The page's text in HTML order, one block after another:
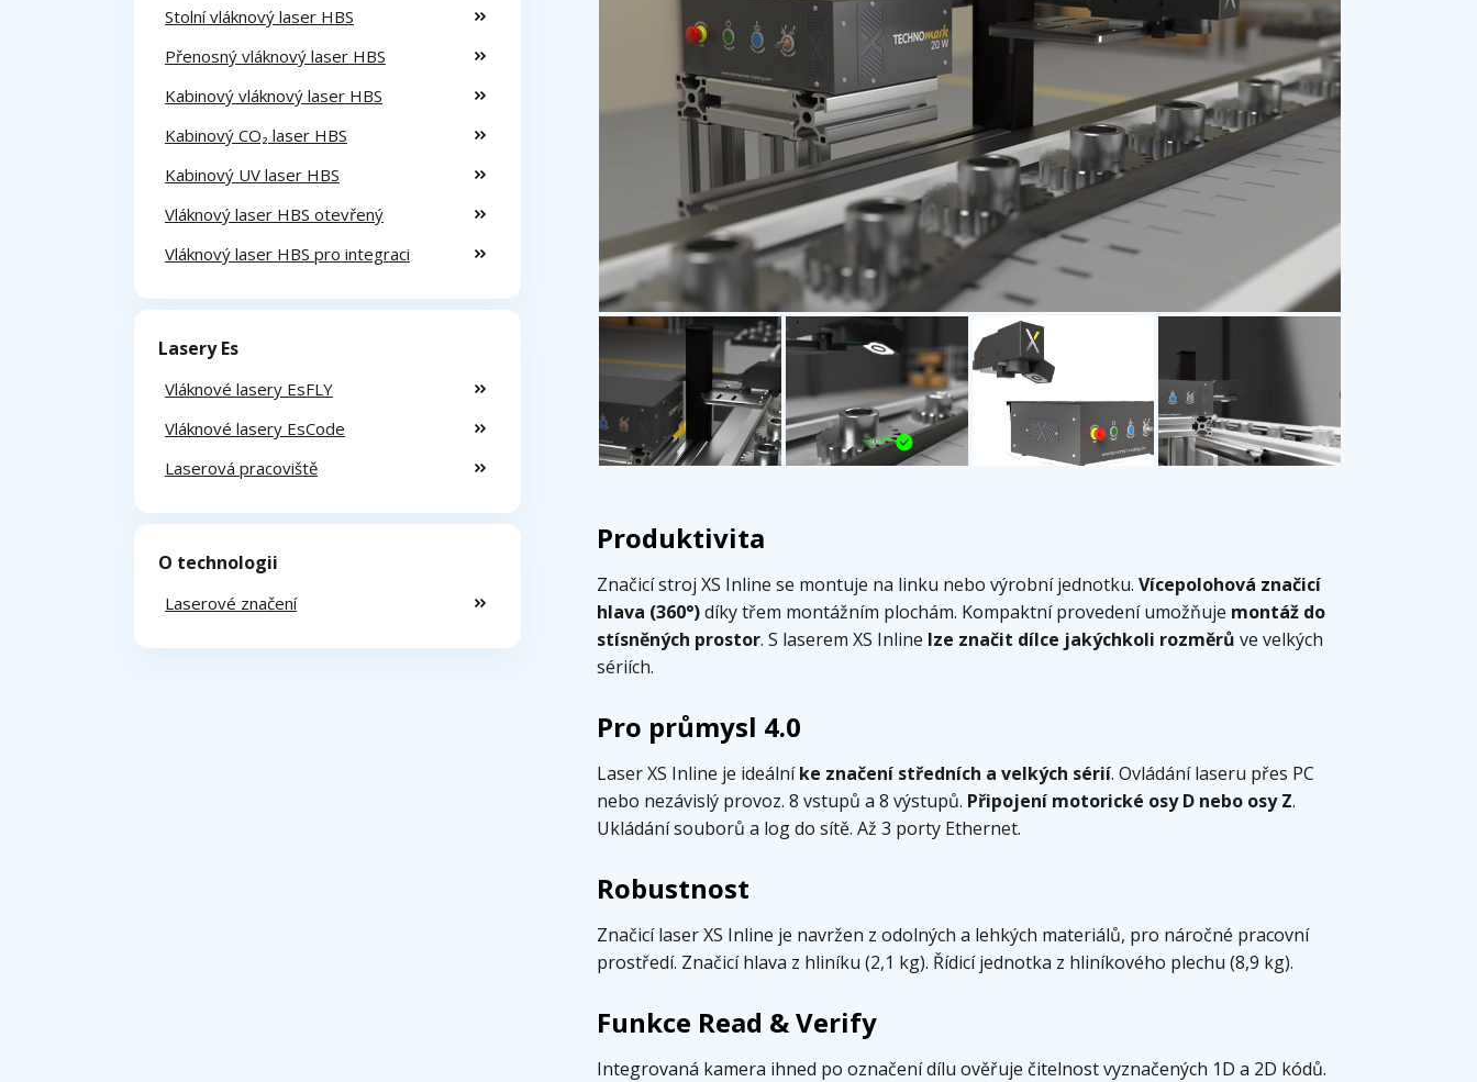
Stolní vláknový laser HBS
Přenosný vláknový laser HBS
Kabinový vláknový laser HBS
Kabinový CO₂ laser HBS
Kabinový UV laser HBS
Vláknový laser HBS otevřený
Vláknový laser HBS pro integraci
Lasery Es
Vláknové lasery EsFLY
Vláknové lasery EsCode
Laserová pracoviště
O technologii
Laserové značení
Produktivita
Značicí stroj XS Inline se montuje na linku nebo výrobní jednotku. Vícepolohová značicí
hlava (360°)díky třem montážním plochám. Kompaktní provedení umožňuje montáž do
stísněných prostor. S laserem XS Inline lze značit dílce jakýchkoli rozměrů ve velkých
sériích.
Pro průmysl 4.0
Laser XS Inline je ideálníke značení středních a velkých sérií. Ovládání laseru přes PC
nebo nezávislý provoz. 8 vstupů a 8 výstupů. Připojení motorické osy D nebo osy Z.
Ukládání souborů a log do sítě. Až 3 porty Ethernet.
Robustnost
Značicí laser XS Inline je navržen z odolných a lehkých materiálů, pro náročné pracovní
prostředí. Značicí hlava z hliníku (2,1 kg). Řídicí jednotka z hliníkového plechu (8,9 kg).
Funkce Read & Verify
Integrovaná kamera ihned po označení dílu ověřuje čitelnost vyznačených 1D a 2D kódů.